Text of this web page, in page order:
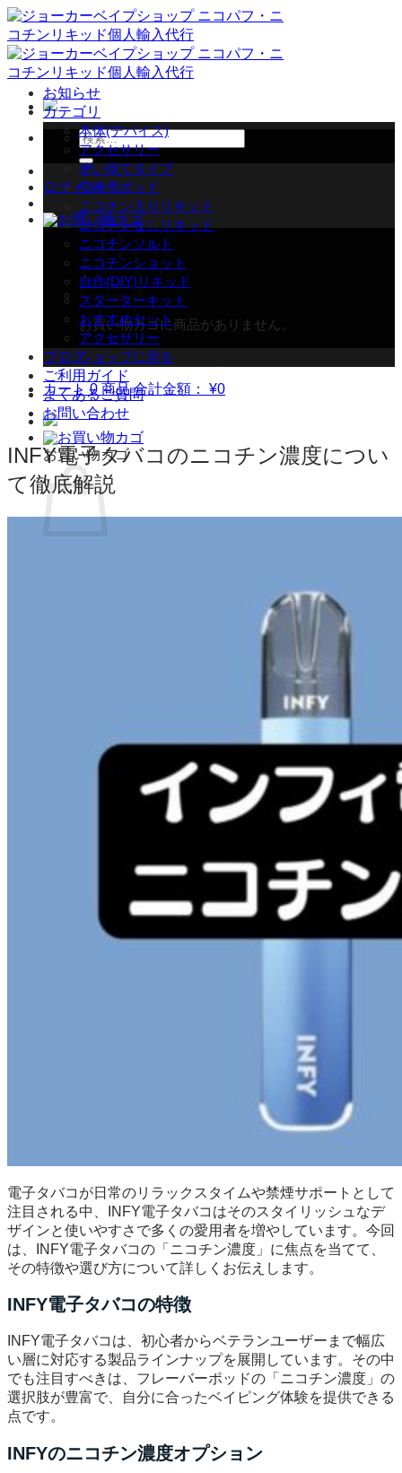
Skip
to
content
検
索
対
象:
ログイン
お買い物カゴに商品がありません。
ショップに戻る
カート0 商品 合計金額： ¥0
お買い物カゴ
お知らせ
カテゴリ
本体(デバイス)
アクセサリー
使い捨てタイプ
交換用ポッド
ニコチン入りリキッド
ニコチンなしリキッド
ニコチンソルト
ニコチンショット
自作(DIY)リキッド
スターターキット
おすすめセット
アクセサリー
ブログ
ご利用ガイド
よくあるご質問
お問い合わせ
INFY電子タバコのニコチン濃度につい
て徹底解説
電子タバコが日常のリラックスタイムや禁煙サポートとして
注目される中、INFY電子タバコはそのスタイリッシュなデ
ザインと使いやすさで多くの愛用者を増やしています。今回
は、INFY電子タバコの「ニコチン濃度」に焦点を当てて、
その特徴や選び方について詳しくお伝えします。
INFY電子タバコの特徴
INFY電子タバコは、初心者からベテランユーザーまで幅広
い層に対応する製品ラインナップを展開しています。その中
でも注目すべきは、フレーバーポッドの「ニコチン濃度」の
選択肢が豊富で、自分に合ったベイピング体験を提供できる
点です。
INFYのニコチン濃度オプション